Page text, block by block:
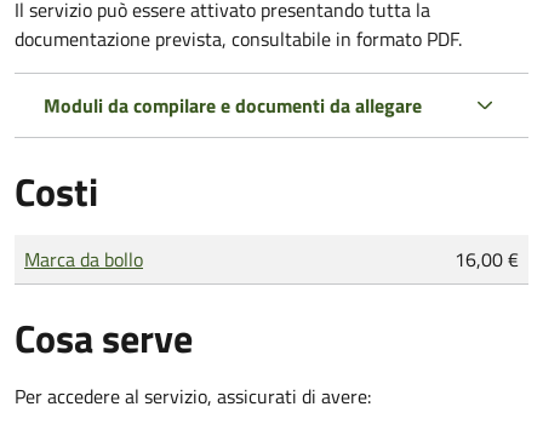
Il servizio può essere attivato presentando tutta la
documentazione prevista, consultabile in formato PDF.
Moduli da compilare e documenti da allegare
Costi
Tipo di pagamento
Importo
Marca da bollo 16,00 €
Cosa serve
Per accedere al servizio, assicurati di avere: